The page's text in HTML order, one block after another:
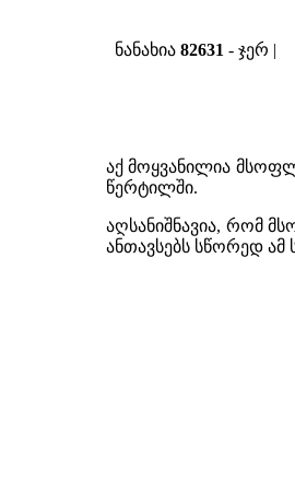
ნანახია 82631 - ჯერ |
აქ მოყვანილია
წერტილში.
აღსანიშნავია, რომ
ანთავსებს სწორედ ამ